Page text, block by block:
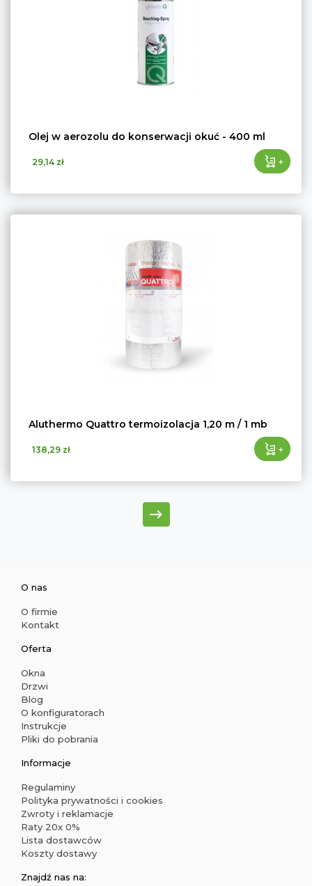
Olej w aerozolu do konserwacji okuć - 400 ml
29,14 zł +
Aluthermo Quattro termoizolacja 1,20 m / 1 mb
138,29 zł +
O nas
O firmie
Kontakt
Oferta
Okna
Drzwi
Blog
O konfiguratorach
Instrukcje
Pliki do pobrania
Informacje
Regulaminy
Polityka prywatności i cookies
Zwroty i reklamacje
Raty 20x 0%
Lista dostawców
Koszty dostawy
Znajdź nas na: